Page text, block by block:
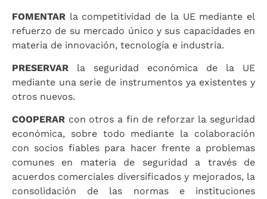
FOMENTAR la competitividad de la UE mediante el
refuerzo de su mercado único y sus capacidades en
materia de innovación, tecnología e industria.
PRESERVAR la seguridad económica de la UE
mediante una serie de instrumentos ya existentes y
otros nuevos.
COOPERAR con otros a fin de reforzar la seguridad
económica, sobre todo mediante la colaboración
con socios fiables para hacer frente a problemas
comunes en materia de seguridad a través de
acuerdos comerciales diversificados y mejorados, la
consolidación de las normas e instituciones